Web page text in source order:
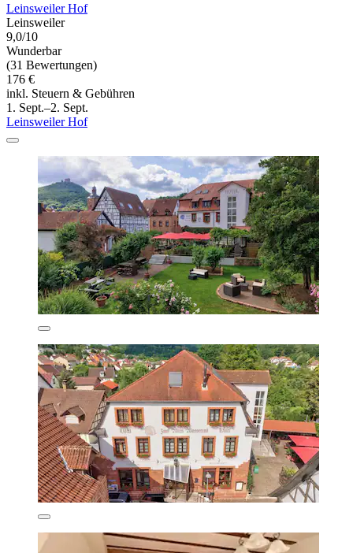
Leinsweiler Hof
Leinsweiler
9,0/10
Wunderbar
(31 Bewertungen)
176 €
inkl. Steuern & Gebühren
1. Sept.–2. Sept.
Leinsweiler Hof